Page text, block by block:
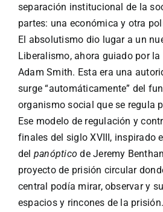
separación institucional de la
partes: una económica y otra
El absolutismo dio lugar a un
Liberalismo, ahora guiado por la
Adam Smith. Esta era una
surge “automáticamente” del
organismo social que se regula
Ese modelo de regulación y
finales del siglo XVIII, inspirado
del panóptico de Jeremy
proyecto de prisión circular
central podía mirar, observar y
espacios y rincones de la